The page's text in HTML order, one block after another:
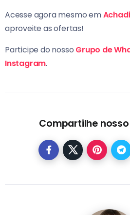
Acesse agora mesmo em
aproveite as ofertas!
Participe do nosso Grupo de
Instagram.
Compartilhe